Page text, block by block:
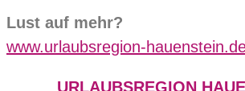
Lust auf mehr?
www.urlaubsregion-
URLAUBSREGION